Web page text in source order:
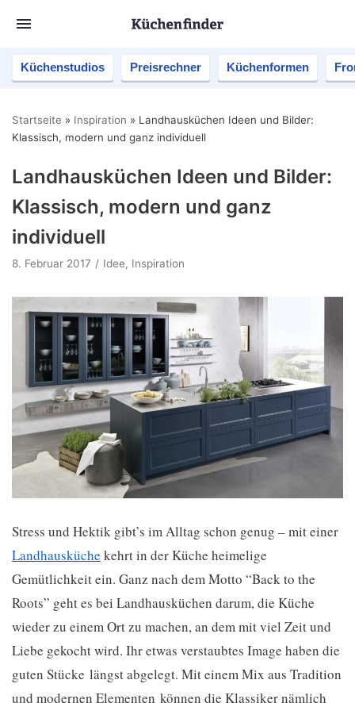
Küchenstudios Preisrechner Küchenformen
Startseite » Inspiration » Landhausküchen Ideen und Bilder:
Klassisch, modern und ganz individuell
Landhausküchen Ideen und Bilder:
Klassisch, modern und ganz
individuell
8. Februar 2017 Idee, Inspiration
Stress und Hektik gibt’s im Alltag schon genug – mit einer
Landhausküche kehrt in der Küche heimelige
Gemütlichkeit ein. Ganz nach dem Motto “Back to the
Roots” geht es bei Landhausküchen darum, die Küche
wieder zu einem Ort zu machen, an dem mit viel Zeit und
Liebe gekocht wird. Ihr etwas verstaubtes Image haben die
guten Stücke längst abgelegt. Mit einem Mix aus Tradition
und modernen Elementen können die Klassiker nämlich